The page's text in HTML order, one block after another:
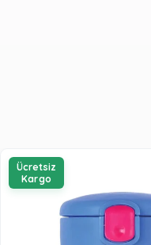
Ücretsiz
Kargo